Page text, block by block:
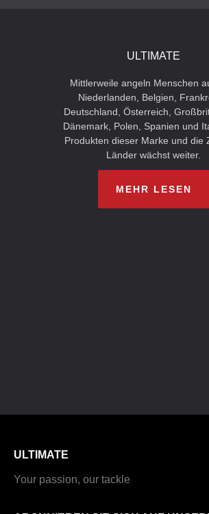
ULTIMATE
Mittlerweile angeln Menschen
Niederlanden, Belgien,
Deutschland, Österreich,
Dänemark, Polen, Spanien und
Produkten dieser Marke und die
Länder wächst weiter.
MEHR LESEN
ULTIMATE
Your passion, our tackle